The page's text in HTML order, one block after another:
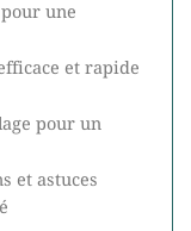
une
et rapide
pour un
et astuces